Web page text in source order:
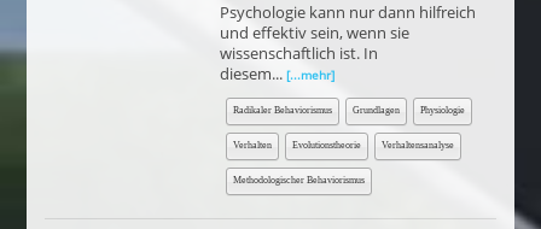
Psychologie kann nur dann hilfreich
und effektiv sein, wenn sie
wissenschaftlich ist. In
diesem... [...mehr]
Radikaler Behaviorismus Grundlagen Physiologie
Verhalten Evolutionstheorie Verhaltensanalyse
Methodologischer Behaviorismus